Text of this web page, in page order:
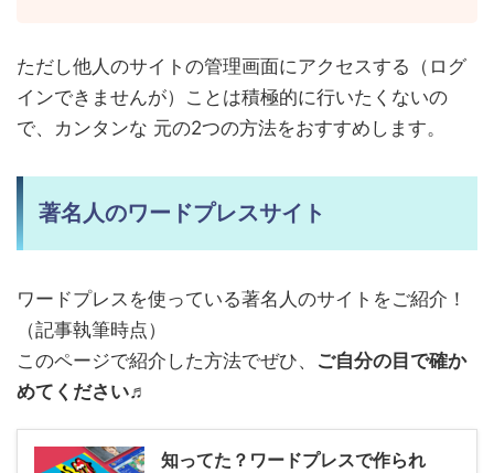
ただし他人のサイトの管理画面にアクセスする（ログ
インできませんが）ことは積極的に行いたくないの
で、カンタンな 元の2つの方法をおすすめします。
著名人のワードプレスサイト
ワードプレスを使っている著名人のサイトをご紹介！
（記事執筆時点）
このページで紹介した方法でぜひ、 ご自分の目で確か
めてください♬
知ってた？ワードプレスで作られ